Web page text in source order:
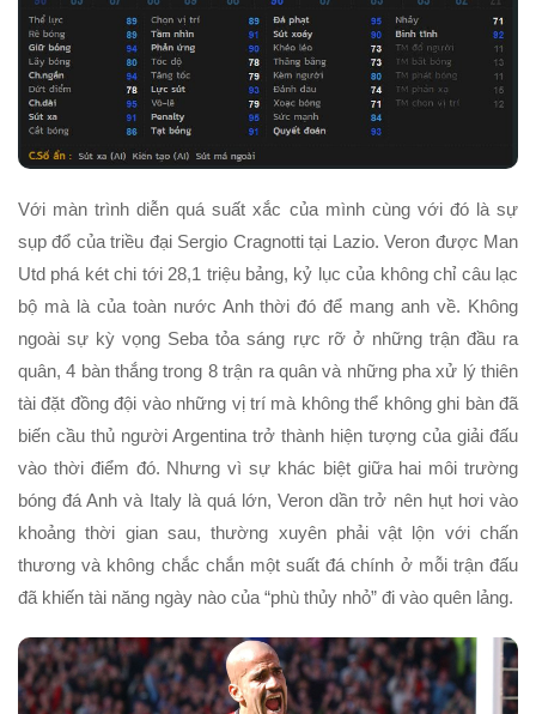
Với màn trình diễn quá suất xắc của mình cùng với đó là sự
sụp đổ của triều đại Sergio Cragnotti tại Lazio. Veron được Man
Utd phá két chi tới 28,1 triệu bảng, kỷ lục của không chỉ câu lạc
bộ mà là của toàn nước Anh thời đó để mang anh về. Không
ngoài sự kỳ vọng Seba tỏa sáng rực rỡ ở những trận đầu ra
quân, 4 bàn thắng trong 8 trận ra quân và những pha xử lý thiên
tài đặt đồng đội vào những vị trí mà không thể không ghi bàn đã
biến cầu thủ người Argentina trở thành hiện tượng của giải đấu
vào thời điểm đó. Nhưng vì sự khác biệt giữa hai môi trường
bóng đá Anh và Italy là quá lớn, Veron dần trở nên hụt hơi vào
khoảng thời gian sau, thường xuyên phải vật lộn với chấn
thương và không chắc chắn một suất đá chính ở mỗi trận đấu
đã khiến tài năng ngày nào của “phù thủy nhỏ” đi vào quên lảng.